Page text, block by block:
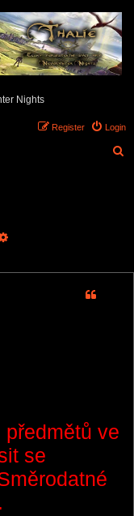
Nights
Login
Register
ve
se